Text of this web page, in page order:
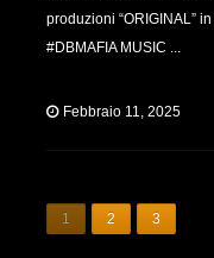
produzioni “ORIGINAL”
#DBMAFIA MUSIC ...
Febbraio 11, 2025
1 2 3